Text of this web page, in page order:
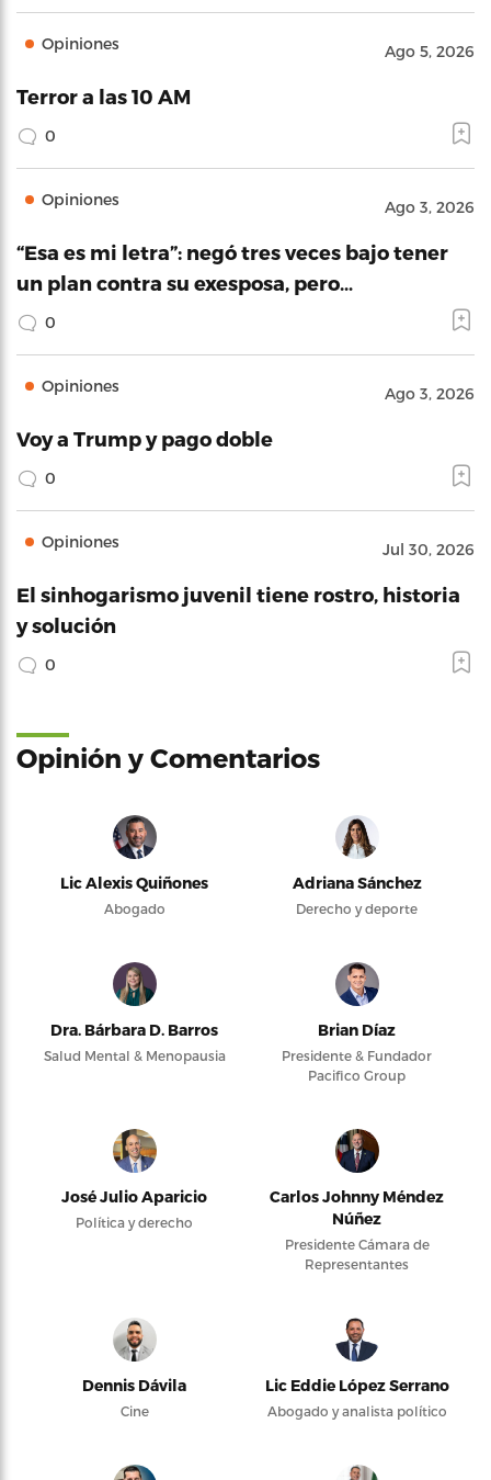
Opiniones Ago 5, 2026
Terror a las 10 AM
0
Opiniones Ago 3, 2026
“Esa es mi letra”: negó tres veces bajo tener
un plan contra su exesposa, pero…
0
Opiniones Ago 3, 2026
Voy a Trump y pago doble
0
Opiniones Jul 30, 2026
El sinhogarismo juvenil tiene rostro, historia
y solución
0
Opinión y Comentarios
Lic Alexis Quiñones
Abogado
Adriana Sánchez
Derecho y deporte
Dra. Bárbara D. Barros
Salud Mental & Menopausia
Brian Díaz
Presidente & Fundador
Pacifico Group
José Julio Aparicio
Política y derecho
Carlos Johnny Méndez
Núñez
Presidente Cámara de
Representantes
Dennis Dávila
Cine
Lic Eddie López Serrano
Abogado y analista político